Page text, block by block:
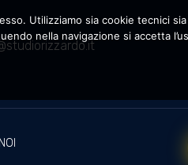
Utilizziamo sia cookie tecnici
nella navigazione si accetta